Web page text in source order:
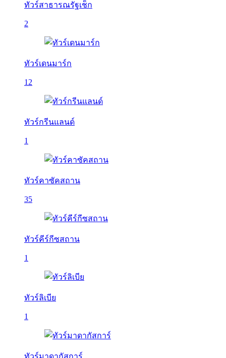
ทัวร์สาธารณรัฐเช็ก
2
ทัวร์เดนมาร์ก
12
ทัวร์กรีนแลนด์
1
ทัวร์คาซัคสถาน
35
ทัวร์คีร์กีซสถาน
1
ทัวร์ลิเบีย
1
ทัวร์มาดากัสการ์